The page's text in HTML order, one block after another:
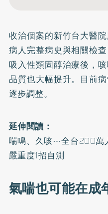
收治個案的新竹台大醫
病人完整病史與相關檢
吸入性類固醇治療後，
品質也大幅提升。目前
逐步調整。
延伸閱讀：
喘鳴、久咳⋯全台200萬
嚴重度1招自測
氣喘也可能在成